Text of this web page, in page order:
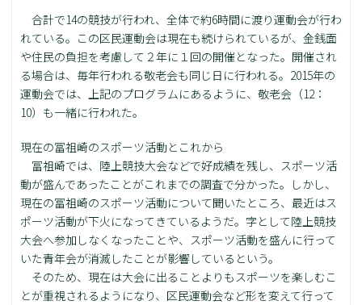
合計で14の競技が行われ、全体で約6時間に渡り運動会が行わ
れている。この区民運動会は現在も続けられているが、金銭面
や住民の負担を考慮して２年に１回の開催となった。開催され
る場合は、毎年行われる敬老会も同じ日に行われる。2015年の
運動会では、上記のプログラムにあるように、敬老会（12：
10）も一緒に行われた。
現在の冨祖崎のスポーツ活動とこれから
冨祖崎では、陸上競技大会などで好成績を残し、スポーツ活
動が盛んであったことがこれまでの調査で分かった。しかし、
現在の冨祖崎のスポーツ活動について聞いたところ、最近はス
ポーツ活動が下火になってきているようだ。字として陸上競技
大会へ参加しなくなったことや、スポーツ活動を盛んに行って
いた青年会が消滅したことが影響しているという。
そのため、現在は大会に出ることよりもスポーツを楽しむこ
とが重視されるようになり、区民運動会など形を変えて行って